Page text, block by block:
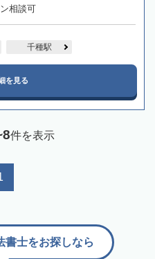
相談可
千種駅
を見る
件を表示
書士をお探しなら